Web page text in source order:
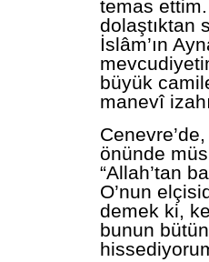
temas
dolaştıktan
İslâm’ın
büyük
manevî
önünde
“Allah’tan
O’nun
demek ki,
bunun